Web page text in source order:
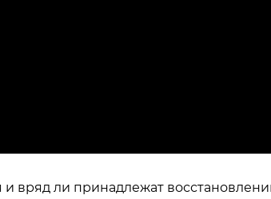
вряд ли принадлежат